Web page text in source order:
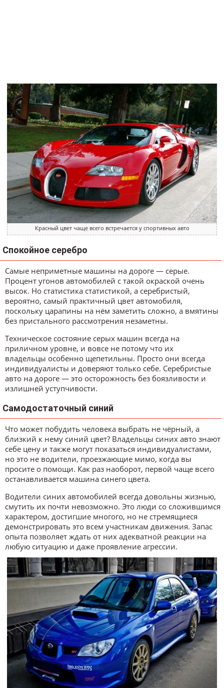
Красный цвет чаще всего встречается у спортивных авто
Спокойное серебро
Самые неприметные машины на дороге — серые.
Процент угонов автомобилей с такой окраской очень
высок. Но статистика статистикой, а серебристый,
вероятно, самый практичный цвет автомобиля,
поскольку царапины на нём заметить сложно, а вмятины
без пристального рассмотрения незаметны.
Техническое состояние серых машин всегда на
приличном уровне, и вовсе не потому что их
владельцы особенно щепетильны. Просто они всегда
индивидуалисты и доверяют только себе. Серебристые
авто на дороге — это осторожность без боязливости и
излишней уступчивости.
Самодостаточный синий
Что может побудить человека выбрать не чёрный, а
близкий к нему синий цвет? Владельцы синих авто знают
себе цену и также могут показаться индивидуалистами,
но это не водители, проезжающие мимо, когда вы
просите о помощи. Как раз наоборот, первой чаще всего
останавливается машина синего цвета.
Водители синих автомобилей всегда довольны жизнью,
смутить их почти невозможно. Это люди со сложившимся
характером, достигшие многого, но не стремящиеся
демонстрировать это всем участникам движения. Запас
опыта позволяет ждать от них адекватной реакции на
любую ситуацию и даже проявление агрессии.